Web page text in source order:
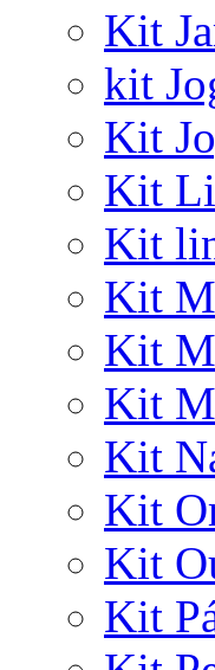
Kit
kit
Kit
Kit
Kit
Kit
Kit
Kit
Kit
Kit
Kit
Kit